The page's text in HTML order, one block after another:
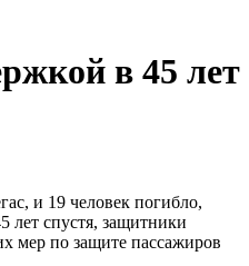
в 45 лет
и 19 человек погибло,
лет спустя, защитники
мер по защите пассажиров